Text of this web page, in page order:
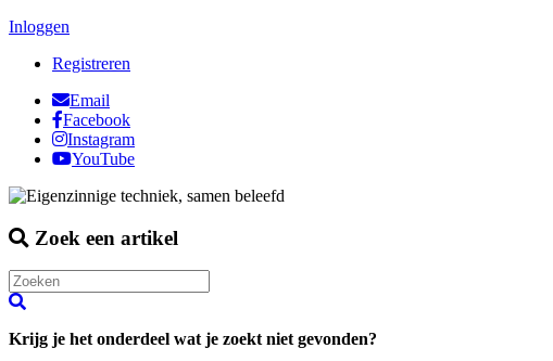
Inloggen
Registreren
Email
Facebook
Instagram
YouTube
Zoek een artikel
Krijg je het onderdeel wat je zoekt niet gevonden?